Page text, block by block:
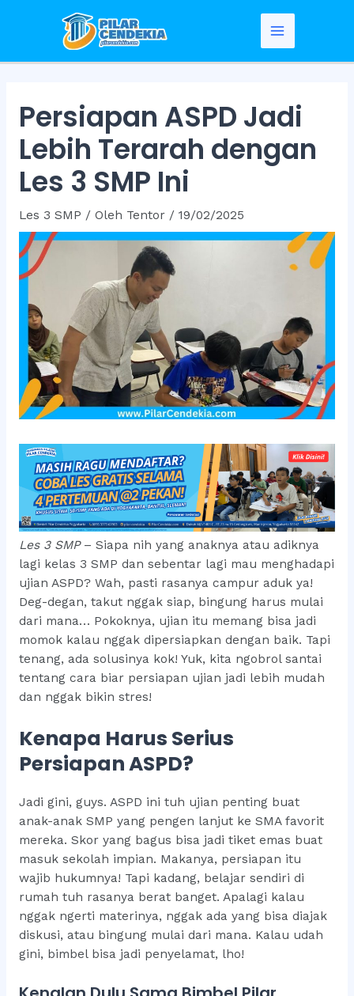
Main
Persiapan ASPD Jadi
Lebih Terarah dengan
Les 3 SMP Ini
Les 3 SMP / Oleh Tentor / 19/02/2025
Les 3 SMP– Siapa nih yang anaknya atau adiknya
lagi kelas 3 SMP dan sebentar lagi mau menghadapi
ujian ASPD? Wah, pasti rasanya campur aduk ya!
Deg-degan, takut nggak siap, bingung harus mulai
dari mana… Pokoknya, ujian itu memang bisa jadi
momok kalau nggak dipersiapkan dengan baik. Tapi
tenang, ada solusinya kok! Yuk, kita ngobrol santai
tentang cara biar persiapan ujian jadi lebih mudah
dan nggak bikin stres!
Kenapa Harus Serius
Persiapan ASPD?
Jadi gini, guys. ASPD ini tuh ujian penting buat
anak-anak SMP yang pengen lanjut ke SMA favorit
mereka. Skor yang bagus bisa jadi tiket emas buat
masuk sekolah impian. Makanya, persiapan itu
wajib hukumnya! Tapi kadang, belajar sendiri di
rumah tuh rasanya berat banget. Apalagi kalau
nggak ngerti materinya, nggak ada yang bisa diajak
diskusi, atau bingung mulai dari mana. Kalau udah
gini, bimbel bisa jadi penyelamat, lho!